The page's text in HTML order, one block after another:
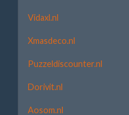
Vidaxl.nl
Xmasdeco.nl
Puzzeldiscounter.nl
Dorivit.nl
Aosom.nl